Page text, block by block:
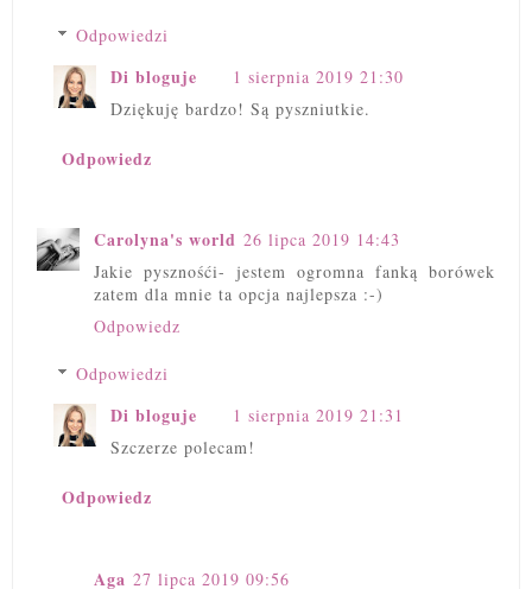
Odpowiedzi
Di bloguje
1 sierpnia 2019 21:30
Dziękuję bardzo! Są pyszniutkie.
Odpowiedz
Carolyna's world 26 lipca 2019 14:43
Jakie pysznośći- jestem ogromna fanką borówek
zatem dla mnie ta opcja najlepsza :-)
Odpowiedz
Odpowiedzi
Di bloguje
1 sierpnia 2019 21:31
Szczerze polecam!
Odpowiedz
Aga 27 lipca 2019 09:56